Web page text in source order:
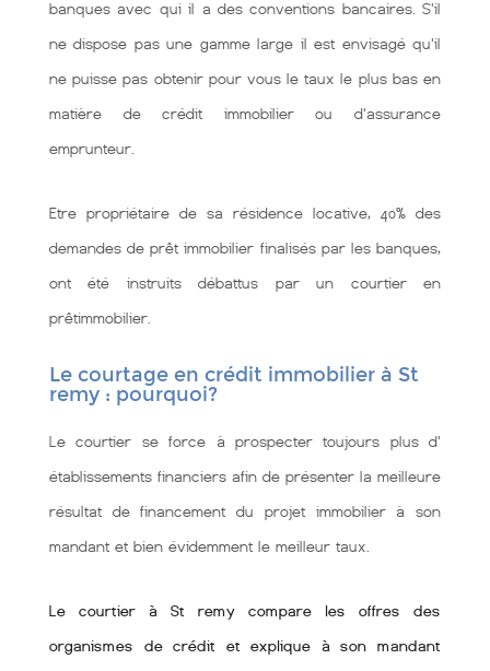
banques avec qui il a des conventions bancaires. S'il
ne dispose pas une gamme large il est envisagé qu'il
ne puisse pas obtenir pour vous le taux le plus bas en
matière de crédit immobilier ou d'assurance
emprunteur.
Etre propriétaire de sa résidence locative, 40% des
demandes de prêt immobilier finalisés par les banques,
ont été instruits débattus par un courtier en
prêtimmobilier.
Le courtage en crédit immobilier à St
remy : pourquoi?
Le courtier se force à prospecter toujours plus d'
établissements financiers afin de présenter la meilleure
résultat de financement du projet immobilier à son
mandant et bien évidemment le meilleur taux.
Le courtier à St remy compare les offres des
organismes de crédit et explique à son mandant